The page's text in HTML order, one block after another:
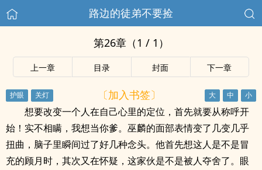
路边的徒弟不要捡
第26章（1 / 1）
上一章 目录 封面 下一章
〔加入书签〕
想要改变一个人在自己心里的定位，首先就要从称呼开
始！实不相瞒，我想当你爹。巫麟的面部表情变了几变几乎
扭曲，脑子里瞬间过了好几种念头。他首先想这人是不是冒
充的顾月时，其次又在怀疑，这家伙是不是被人夺舍了。眼